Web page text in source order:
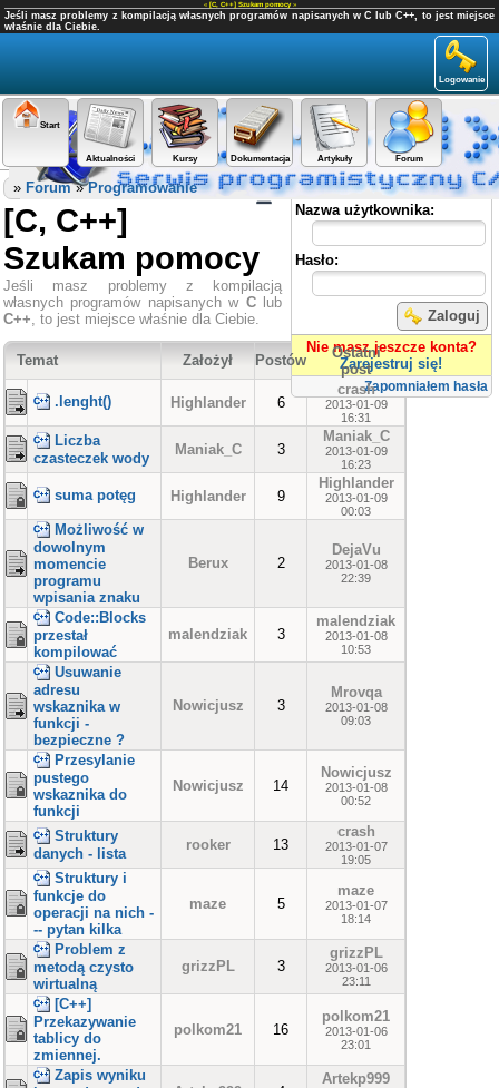
« [C, C++] Szukam pomocy»
Jeśli masz problemy z kompilacją własnych programów napisanych w C lub C++, to jest miejsce
właśnie dla Ciebie.
Logowanie
Start
Aktualności Kursy Dokumentacja Artykuły Forum
Panel użytkownika
Nazwa użytkownika:
Hasło:
Zaloguj
Nie masz jeszcze konta?
Zarejestruj się!
Zapomniałem hasła
» Forum»Programowanie
[C, C++]
Szukam pomocy
Jeśli masz problemy z kompilacją
własnych programów napisanych w Club
C++, to jest miejsce właśnie dla Ciebie.
Temat Założył Postów
Ostatni
post
.lenght()
Highlander 6
crash
2013-01-09
16:31
Liczba
czasteczek wody
Maniak_C 3
Maniak_C
2013-01-09
16:23
suma potęg Highlander 9
Highlander
2013-01-09
00:03
Możliwość w
dowolnym
momencie
programu
wpisania znaku
Berux 2
DejaVu
2013-01-08
22:39
Code::Blocks
przestał
kompilować
malendziak 3
malendziak
2013-01-08
10:53
Usuwanie
adresu
wskaznika w
funkcji -
bezpieczne ?
Nowicjusz 3
Mrovqa
2013-01-08
09:03
Przesylanie
pustego
wskaznika do
funkcji
Nowicjusz 14
Nowicjusz
2013-01-08
00:52
Struktury
danych - lista
rooker 13
crash
2013-01-07
19:05
Struktury i
funkcje do
operacji na nich -
-- pytan kilka
maze 5
maze
2013-01-07
18:14
Problem z
metodą czysto
wirtualną
grizzPL 3
grizzPL
2013-01-06
23:11
[C++]
Przekazywanie
tablicy do
zmiennej.
polkom21 16
polkom21
2013-01-06
23:01
Zapis wyniku
Artekp999